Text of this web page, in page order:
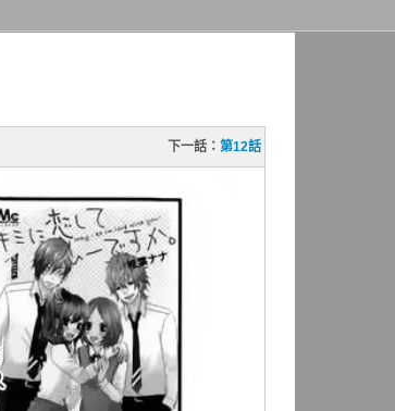
下一話： 第12話